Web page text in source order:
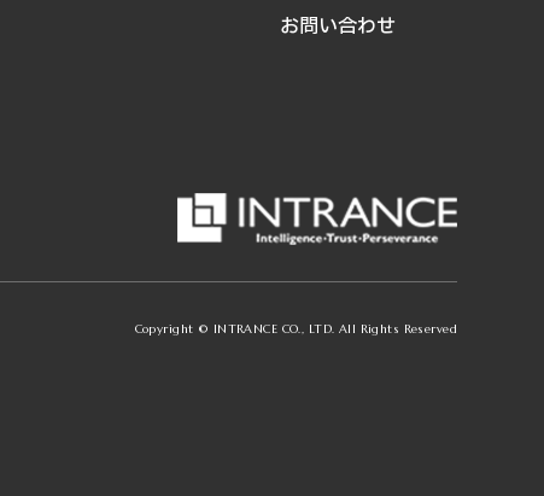
お問い合わせ
Copyright © INTRANCE CO., LTD. All Rights Reserved